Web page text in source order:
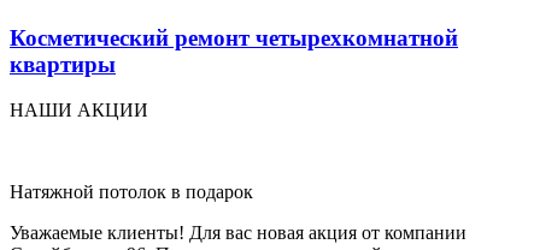
Косметический ремонт четырехкомнатной
квартиры
НАШИ АКЦИИ
Натяжной потолок в подарок
Уважаемые клиенты! Для вас новая акция от компании